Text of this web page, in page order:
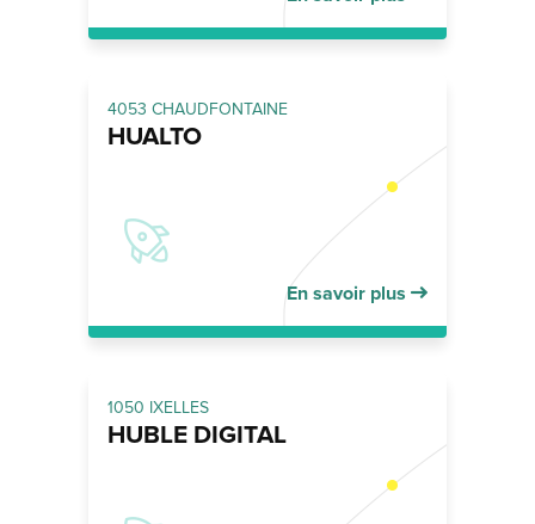
4053 CHAUDFONTAINE
HUALTO
En savoir plus
1050 IXELLES
HUBLE DIGITAL